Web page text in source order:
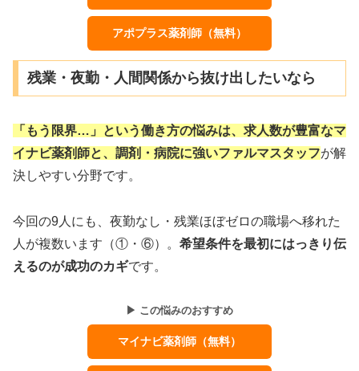
アポプラス薬剤師（無料）
残業・夜勤・人間関係から抜け出したいなら
「もう限界…」という働き方の悩みは、求人数が豊富なマ
イナビ薬剤師と、調剤・病院に強いファルマスタッフが解
決しやすい分野です。
今回の9人にも、夜勤なし・残業ほぼゼロの職場へ移れた
人が複数います（①・⑥）。 希望条件を最初にはっきり伝
えるのが成功のカギです。
▶ この悩みのおすすめ
マイナビ薬剤師（無料）